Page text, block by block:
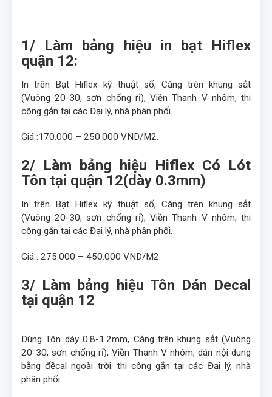
1/ Làm bảng hiệu in bạt Hiflex
quận 12:
In trên Bạt Hiflex kỹ thuật số, Căng trên khung sắt
(Vuông 20-30, sơn chống rỉ), Viền Thanh V nhôm, thi
công gắn tại các Đại lý, nhà phân phối.
Giá :170.000 – 250.000 VND/M2.
2/ Làm bảng hiệu Hiflex Có Lót
Tôn tại quận 12(dày 0.3mm)
In trên Bạt Hiflex kỹ thuật số, Căng trên khung sắt
(Vuông 20-30, sơn chống rỉ), Viền Thanh V nhôm, thi
công gắn tại các Đại lý, nhà phân phối.
Giá : 275.000 – 450.000 VND/M2.
3/ Làm bảng hiệu Tôn Dán Decal
tại quận 12
Dùng Tôn dày 0.8-1.2mm, Căng trên khung sắt (Vuông
20-30, sơn chống rỉ), Viền Thanh V nhôm, dán nội dung
bằng đềcal ngoài trời. thi công gắn tại các Đại lý, nhà
phân phối.